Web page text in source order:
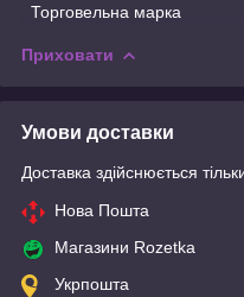
Торговельна марка
Приховати
Умови доставки
Доставка здійснюється
Нова Пошта
Магазини Rozetka
Укрпошта